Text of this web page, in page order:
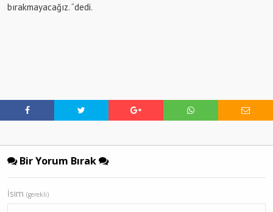
bırakmayacağız. “dedi.
Bir Yorum Bırak
İsim (gerekli)